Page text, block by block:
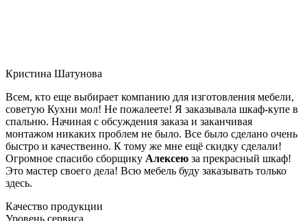
Кристина Шатунова
Всем, кто еще выбирает компанию для изготовления мебели,
советую Кухни мол! Не пожалеете! Я заказывала шкаф-купе в
спальню. Начиная с обсуждения заказа и заканчивая
монтажом никаких проблем не было. Все было сделано очень
быстро и качественно. К тому же мне ещё скидку сделали!
Огромное спасибо сборщику Алексею за прекрасный шкаф!
Это мастер своего дела! Всю мебель буду заказывать только
здесь.
Качество продукции
Уровень сервиса